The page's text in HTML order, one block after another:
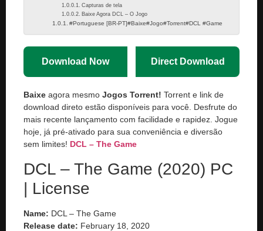
Capturas de tela
Baixe Agora DCL – O Jogo
#Portuguese [BR-PT]#Baixe#Jogo#Torrent#DCL #Game
Download Now Direct Download
Baixe agora mesmo Jogos Torrent! Torrent e link de
download direto estão disponíveis para você. Desfrute do
mais recente lançamento com facilidade e rapidez. Jogue
hoje, já pré-ativado para sua conveniência e diversão
sem limites! DCL – The Game
DCL – The Game (2020) PC
| License
Name: DCL – The Game
Release date: February 18, 2020